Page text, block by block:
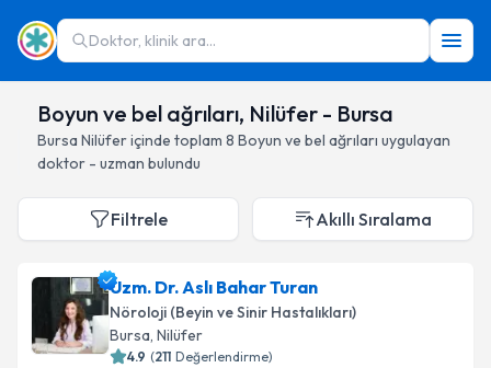
Doktor, klinik ara...
Boyun ve bel ağrıları, Nilüfer - Bursa
Bursa Nilüferiçinde toplam 8 Boyun ve bel ağrıları uygulayan
doktor - uzman bulundu
Filtrele Akıllı Sıralama
Uzm. Dr. Aslı Bahar Turan
Nöroloji (Beyin ve Sinir Hastalıkları)
Bursa, Nilüfer
4.9 (211 Değerlendirme)